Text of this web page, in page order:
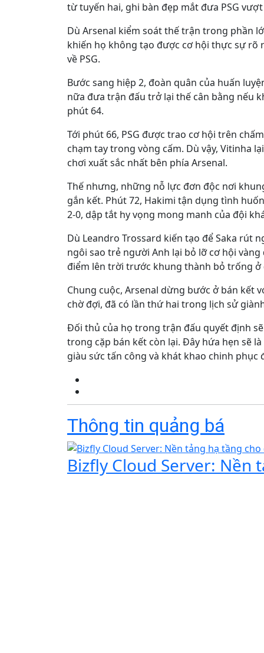
từ tuyến hai, ghi bàn đẹp mắt đưa PSG
Dù Arsenal kiểm soát thế trận trong phần
khiến họ không tạo được cơ hội thực sự rõ
về PSG.
Bước sang hiệp 2, đoàn quân của huấn
nữa đưa trận đấu trở lại thế cân bằng nếu
phút 64.
Tới phút 66, PSG được trao cơ hội trên
chạm tay trong vòng cấm. Dù vậy, Vitinha
chơi xuất sắc nhất bên phía Arsenal.
Thế nhưng, những nỗ lực đơn độc nơi
gắn kết. Phút 72, Hakimi tận dụng tình
2-0, dập tắt hy vọng mong manh của đội
Dù Leandro Trossard kiến tạo để Saka rút
ngôi sao trẻ người Anh lại bỏ lỡ cơ hội
điểm lên trời trước khung thành bỏ trống ở
Chung cuộc, Arsenal dừng bước ở bán kết
chờ đợi, đã có lần thứ hai trong lịch sử
Đối thủ của họ trong trận đấu quyết định
trong cặp bán kết còn lại. Đây hứa hẹn sẽ
giàu sức tấn công và khát khao chinh phục
Thông tin quảng bá
Bizfly Cloud Server: Nền